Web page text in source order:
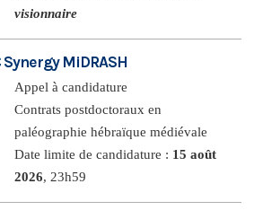
visionnaire
Synergy MiDRASH
Appel à candidature
Contrats postdoctoraux en
paléographie hébraïque médiévale
Date limite de candidature : 15 août
2026, 23h59